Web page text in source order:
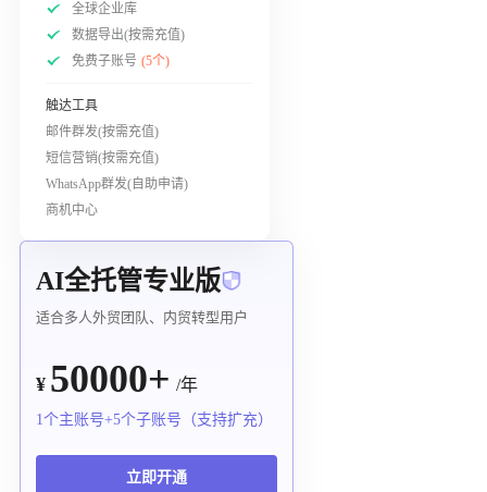
全球企业库
数据导出(按需充值)
免费子账号 (5个)
触达工具
邮件群发(按需充值)
短信营销(按需充值)
WhatsApp群发(自助申请)
商机中心
AI全托管专业版
适合多人外贸团队、内贸转型用户
¥ 50000+ /年
1个主账号+5个子账号（支持扩充）
立即开通